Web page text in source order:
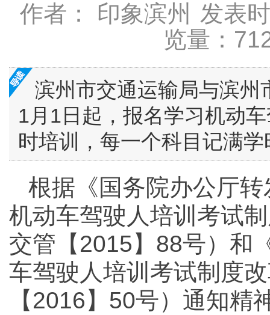
作者： 印象滨州 发表
览量：
滨州市交通运输局与滨
1月1日起，报名学习机动
时培训，每一个科目记满
根据《国务院办公厅
机动车驾驶人培训考试
交管【2015】88号）和
车驾驶人培训考试制度
【2016】50号）通知精